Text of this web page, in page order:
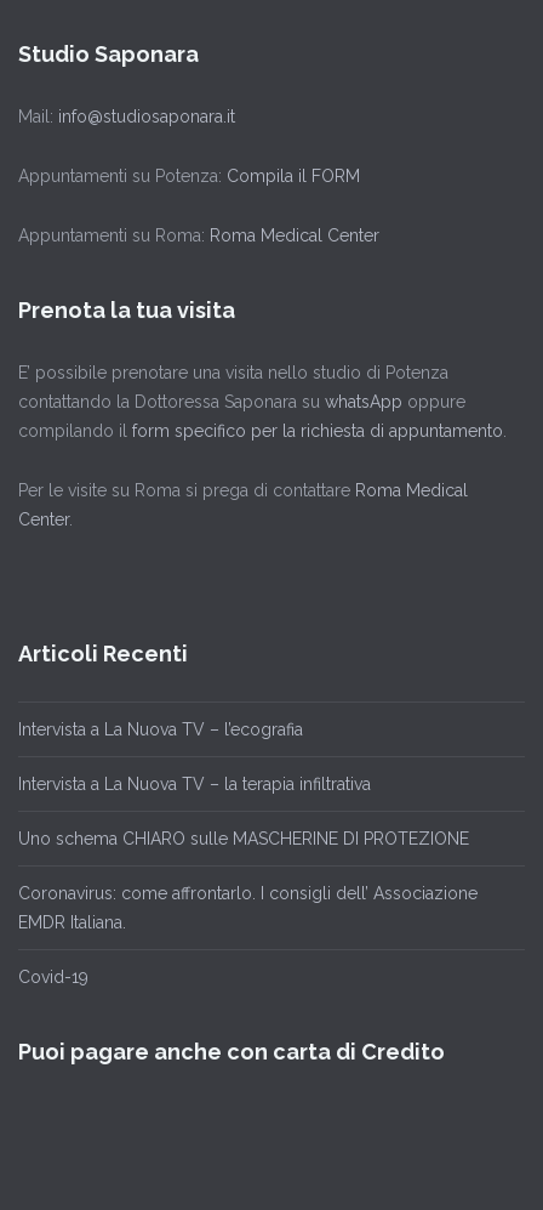
Studio Saponara
Mail: info@studiosaponara.it
Appuntamenti su Potenza: Compila il FORM
Appuntamenti su Roma: Roma Medical Center
Prenota la tua visita
E’ possibile prenotare una visita nello studio di Potenza
contattando la Dottoressa Saponara su whatsApp oppure
compilando il form specifico per la richiesta di appuntamento
Per le visite su Roma si prega di contattare Roma Medical
Center.
Articoli Recenti
Intervista a La Nuova TV – l’ecografia
Intervista a La Nuova TV – la terapia infiltrativa
Uno schema CHIARO sulle MASCHERINE DI PROTEZIONE
Coronavirus: come affrontarlo. I consigli dell’ Associazione
EMDR Italiana.
Covid-19
Puoi pagare anche con carta di Credito